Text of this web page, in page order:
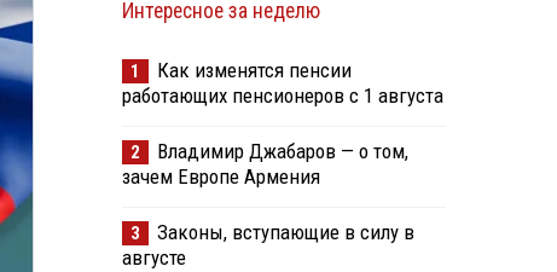
Интересное за неделю
1
Как изменятся пенсии
работающих пенсионеров с 1 августа
2
Владимир Джабаров — о том,
зачем Европе Армения
3
Законы, вступающие в силу в
августе